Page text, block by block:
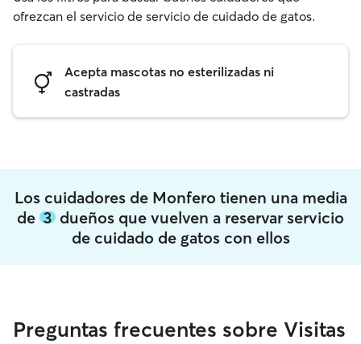
ofrezcan el servicio de servicio de cuidado de gatos.
Acepta mascotas no esterilizadas ni
castradas
Los cuidadores de Monfero tienen una media
de 3 dueños que vuelven a reservar servicio
de cuidado de gatos con ellos
Preguntas frecuentes sobre Visitas